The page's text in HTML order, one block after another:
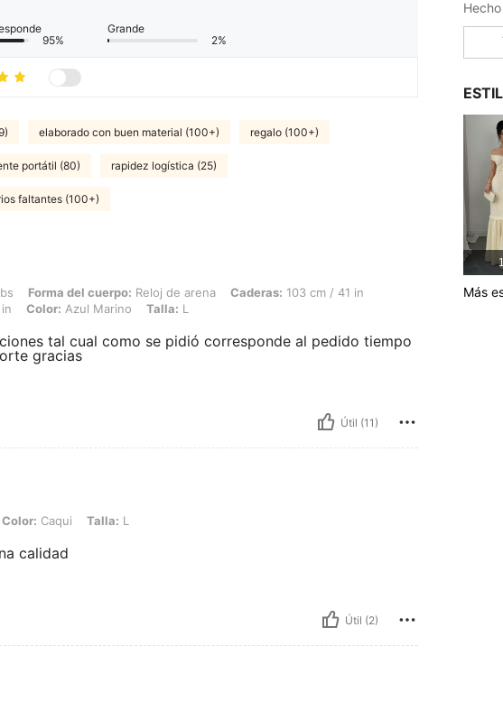
95%
Grande
2%
elaborado con buen material (100+) regalo (100+)
portátil (80) rapidez logística (25)
faltantes (100+)
del cuerpo: Reloj de arena, Caderas: 103 cm / 41 in, Cintura: 73 cm / 29 in, Busto: 98 cm / 39 in,
Forma del cuerpo: Reloj de arena Caderas: 103 cm / 41 in
Color: Azul Marino Talla: L
tal cual como se pidió corresponde al pedido tiempo
gracias
Útil (11)
Talla: L
Color: Caqui Talla: L
calidad
Útil (2)
Más